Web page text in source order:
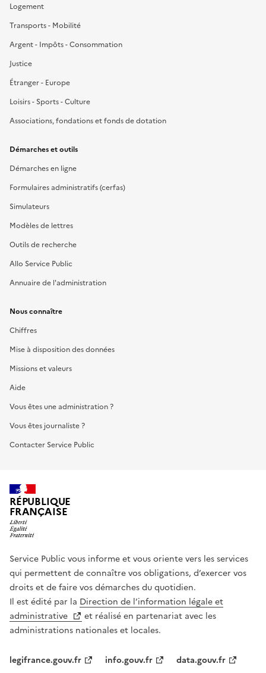
Logement
Transports - Mobilité
Argent - Impôts - Consommation
Justice
Étranger - Europe
Loisirs - Sports - Culture
Associations, fondations et fonds de dotation
Démarches et outils
Démarches en ligne
Formulaires administratifs (cerfas)
Simulateurs
Modèles de lettres
Outils de recherche
Allo Service Public
Annuaire de l'administration
Nous connaître
Chiffres
Mise à disposition des données
Missions et valeurs
Aide
Vous êtes une administration ?
Vous êtes journaliste ?
Contacter Service Public
RÉPUBLIQUE
FRANÇAISE
Service Public vous informe et vous oriente vers les services
qui permettent de connaître vos obligations, d’exercer vos
droits et de faire vos démarches du quotidien.
Il est édité par la Direction de l’information légale et
administrative
et réalisé en partenariat avec les
administrations nationales et locales.
legifrance.gouv.fr info.gouv.fr data.gouv.fr